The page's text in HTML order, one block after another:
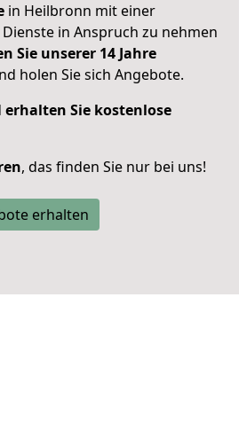
in Heilbronn mit einer
in Anspruch zu nehmen
Sie unserer 14 Jahre
holen Sie sich Angebote.
erhalten Sie kostenlose
, das finden Sie nur bei uns!
erhalten